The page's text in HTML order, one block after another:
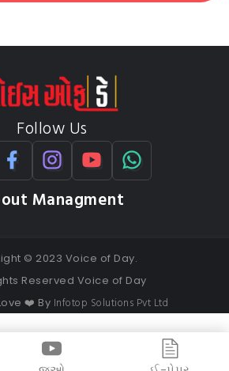
Follow Us
Managment
© 2023 Voice of Day.
Reserved Voice of Day
❤️ By Infotop Solutions Pvt Ltd